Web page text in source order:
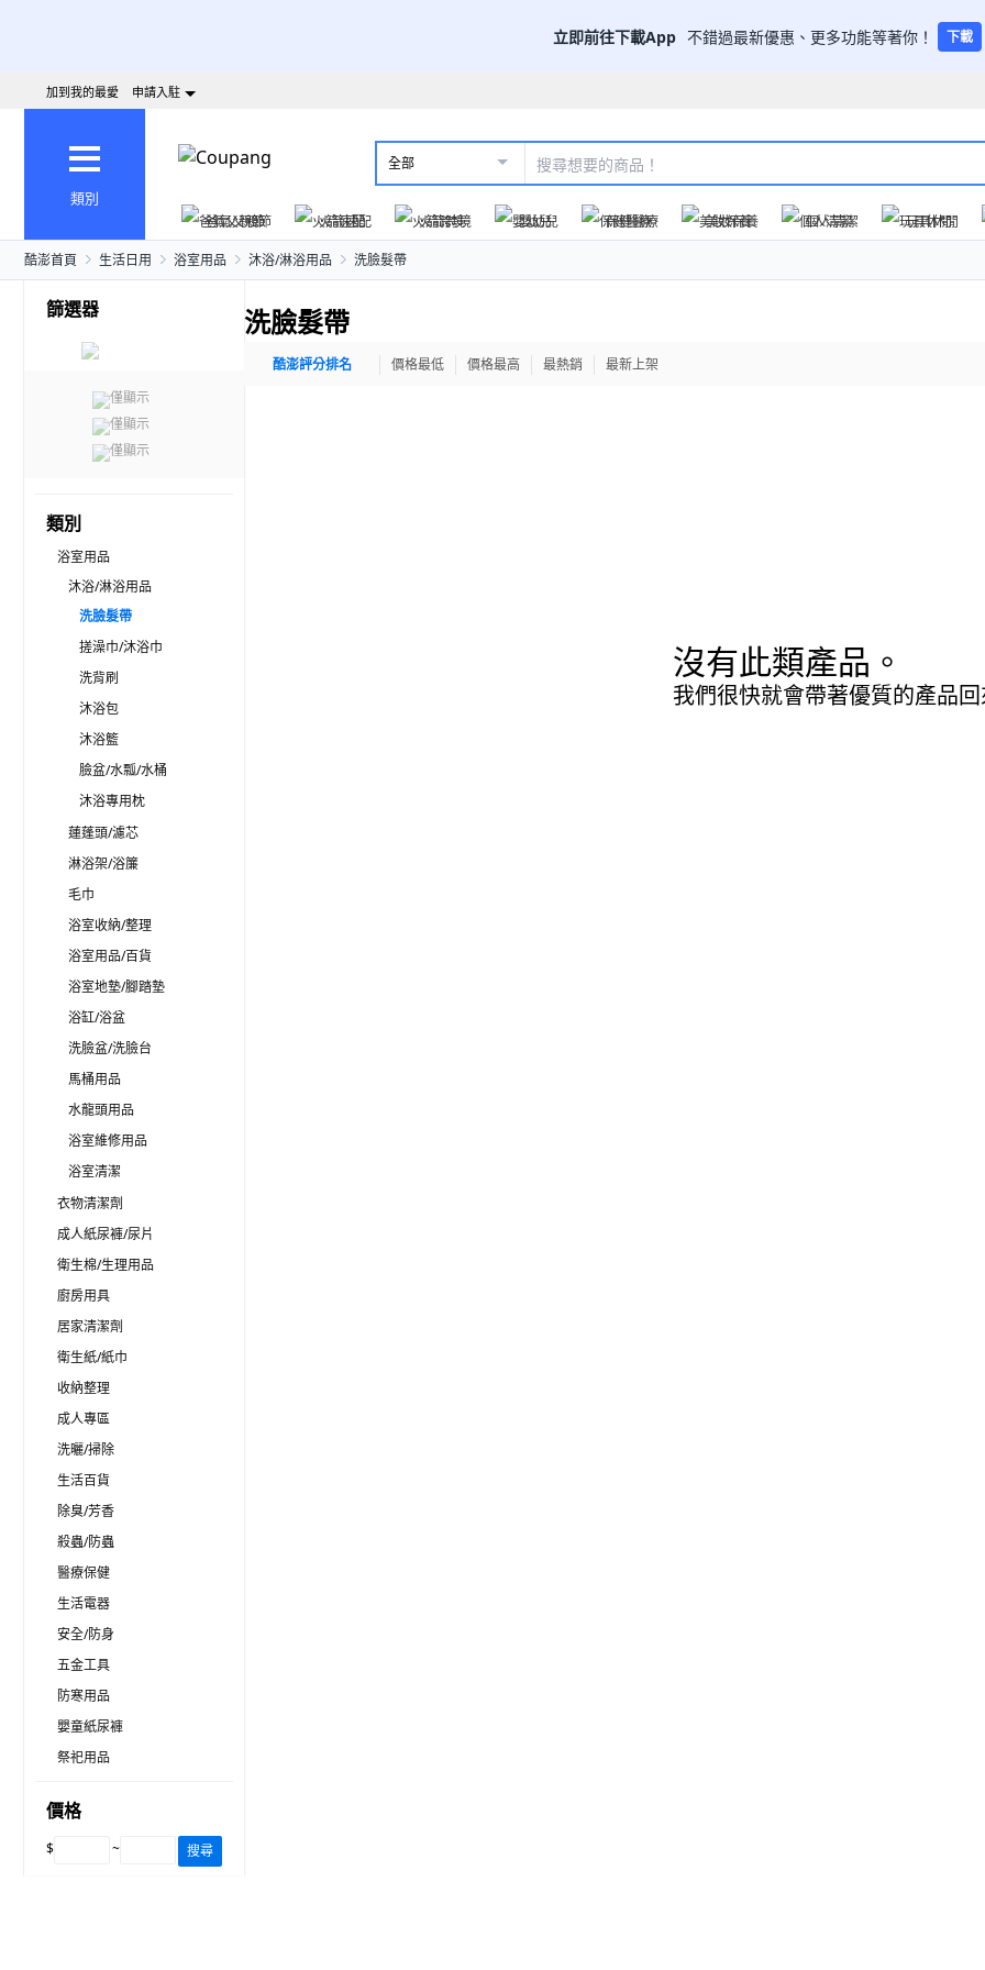
立即前往下載App 不錯過最新優惠、更多功能等著你！ 下載
加到我的最愛 申請入駐
類別
全部
爸氣父親節 火箭速配 火箭跨境 嬰幼兒 保健醫療 美妝保養 個人清潔 玩具休閒
酷澎首頁 生活日用 浴室用品 沐浴/淋浴用品 洗臉髮帶
篩選器
僅顯示
僅顯示
僅顯示
類別
浴室用品
沐浴/淋浴用品
洗臉髮帶
搓澡巾/沐浴巾
洗背刷
沐浴包
沐浴籃
臉盆/水瓢/水桶
沐浴專用枕
蓮蓬頭/濾芯
淋浴架/浴簾
毛巾
浴室收納/整理
浴室用品/百貨
浴室地墊/腳踏墊
浴缸/浴盆
洗臉盆/洗臉台
馬桶用品
水龍頭用品
浴室維修用品
浴室清潔
衣物清潔劑
成人紙尿褲/尿片
衛生棉/生理用品
廚房用具
居家清潔劑
衛生紙/紙巾
收納整理
成人專區
洗曬/掃除
生活百貨
除臭/芳香
殺蟲/防蟲
醫療保健
生活電器
安全/防身
五金工具
防寒用品
嬰童紙尿褲
祭祀用品
價格
$ ~ 搜尋
洗臉髮帶
酷澎評分排名 價格最低 價格最高 最熱銷 最新上架
沒有此類產品。
我們很快就會帶著優質的產品